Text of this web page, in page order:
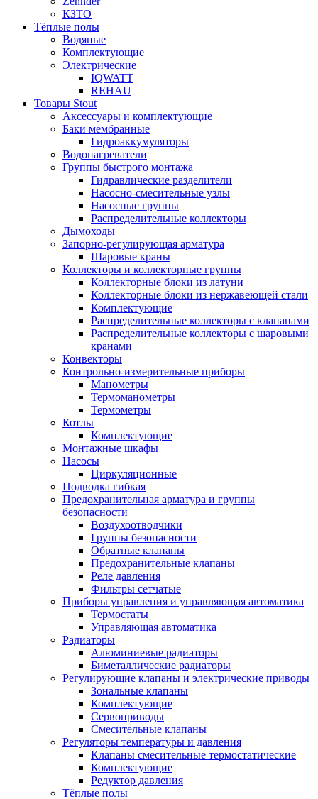
КЗТО
Тёплые полы
Водяные
Комплектующие
Электрические
IQWATT
REHAU
Товары Stout
Аксессуары и комплектующие
Баки мембранные
Гидроаккумуляторы
Водонагреватели
Группы быстрого монтажа
Гидравлические разделители
Насосно-смесительные узлы
Насосные группы
Распределительные коллекторы
Дымоходы
Запорно-регулирующая арматура
Шаровые краны
Коллекторы и коллекторные группы
Коллекторные блоки из латуни
Коллекторные блоки из нержавеющей стали
Комплектующие
Распределительные коллекторы с клапанами
Распределительные коллекторы с шаровыми
кранами
Конвекторы
Контрольно-измерительные приборы
Манометры
Термоманометры
Термометры
Котлы
Комплектующие
Монтажные шкафы
Насосы
Циркуляционные
Подводка гибкая
Предохранительная арматура и группы
безопасности
Воздухоотводчики
Группы безопасности
Обратные клапаны
Предохранительные клапаны
Реле давления
Фильтры сетчатые
Приборы управления и управляющая автоматика
Термостаты
Управляющая автоматика
Радиаторы
Алюминиевые радиаторы
Биметаллические радиаторы
Регулирующие клапаны и электрические приводы
Зональные клапаны
Комплектующие
Сервоприводы
Смесительные клапаны
Регуляторы температуры и давления
Клапаны смесительные термостатические
Комплектующие
Редуктор давления
Тёплые полы